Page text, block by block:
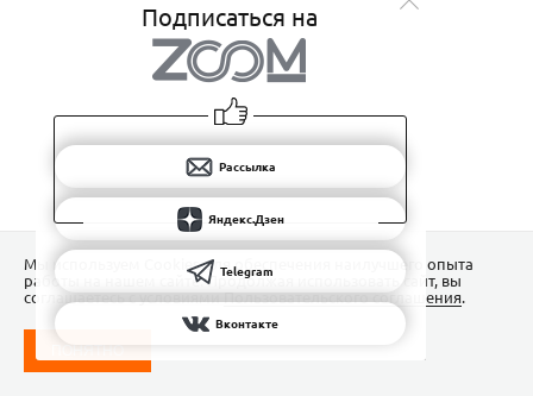
Подписаться на
Рассылка
Яндекс.Дзен
Telegram
Вконтакте
Мы используем Сookies для обеспечения наилучшего опыта
работы на нашем сайте. Продолжая использовать сайт, вы
соглашаетесь с условиямиПользовательского соглашения.
ПОНЯТНО